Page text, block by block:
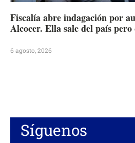
Fiscalía abre indagación por
Alcocer. Ella sale del país pero
6 agosto, 2026
Síguenos